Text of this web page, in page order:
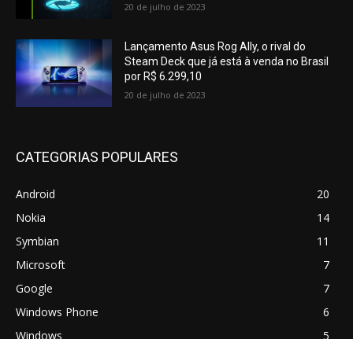
20 de julho de 2023
Lançamento Asus Rog Ally, o rival do
Steam Deck que já está à venda no Brasil
por R$ 6.299,10
20 de julho de 2023
CATEGORIAS POPULARES
Android
20
Nokia
14
Symbian
11
Microsoft
7
Google
7
Windows Phone
6
Windows
5